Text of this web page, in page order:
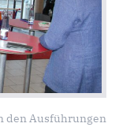
den Ausführungen